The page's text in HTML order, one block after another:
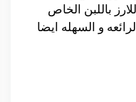
باللبن الخاص
و السهله ايضا